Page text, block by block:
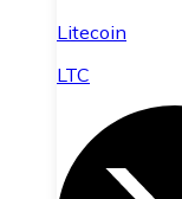
Litecoin
LTC